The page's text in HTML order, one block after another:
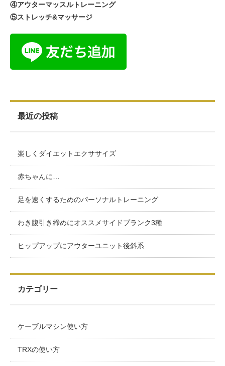
④アウターマッスルトレーニング
⑤ストレッチ&マッサージ
最近の投稿
楽しくダイエットエクササイズ
赤ちゃんに…
足を速くするためのパーソナルトレーニング
わき腹引き締めにオススメサイドプランク3種
ヒップアップにアウターユニット後斜系
カテゴリー
ケーブルマシン使い方
TRXの使い方